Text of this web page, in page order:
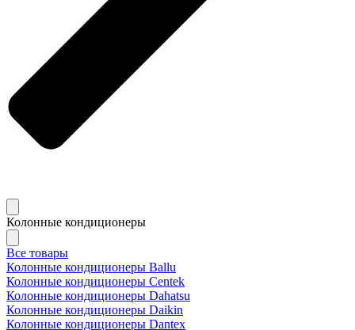
Колонные кондиционеры
Все товары
Колонные кондиционеры Ballu
Колонные кондиционеры Centek
Колонные кондиционеры Dahatsu
Колонные кондиционеры Daikin
Колонные кондиционеры Dantex